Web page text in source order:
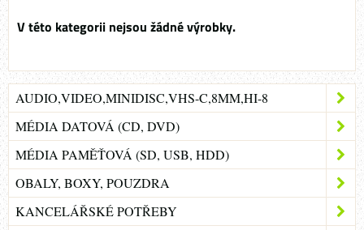
AUDIO,VIDEO,MINIDISC,VHS-C,8MM,HI-8
MÉDIA DATOVÁ (CD, DVD)
MÉDIA PAMĚŤOVÁ (SD, USB, HDD)
OBALY, BOXY, POUZDRA
KANCELÁŘSKÉ POTŘEBY